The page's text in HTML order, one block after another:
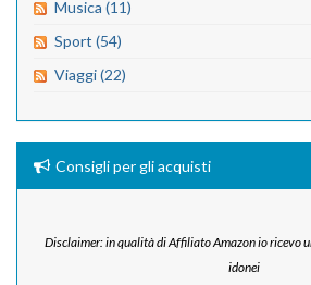
Musica (11)
Sport (54)
Viaggi (22)
Consigli per gli acquisti
Disclaimer: in qualità di Affiliato Amazon io ricevo
idonei